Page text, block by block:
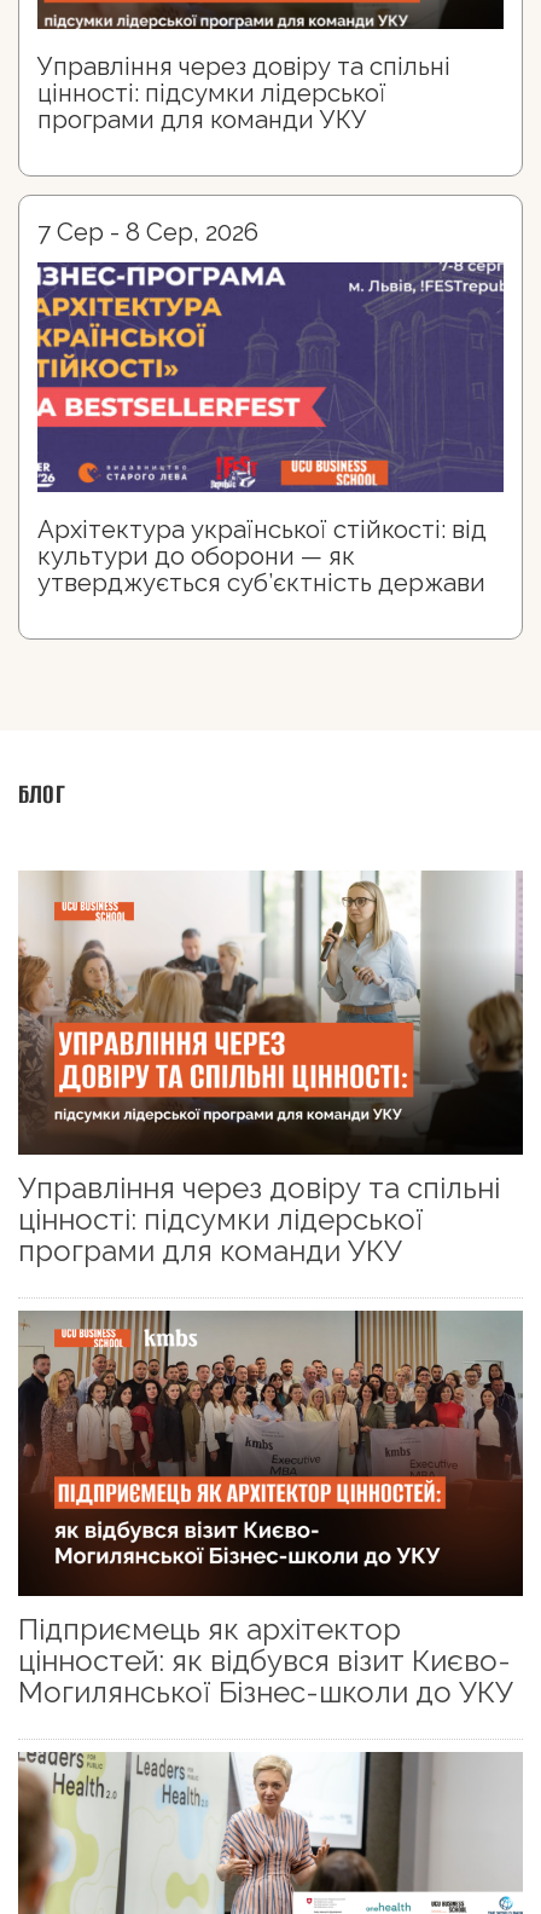
Управління через довіру та спільні
цінності: підсумки лідерської
програми для команди УКУ
7 Сер - 8 Сер, 2026
Архітектура української стійкості: від
культури до оборони — як
утверджується суб’єктність держави
БЛОГ
Управління через довіру та спільні
цінності: підсумки лідерської
програми для команди УКУ
Підприємець як архітектор
цінностей: як відбувся візит Києво-
Могилянської Бізнес-школи до УКУ